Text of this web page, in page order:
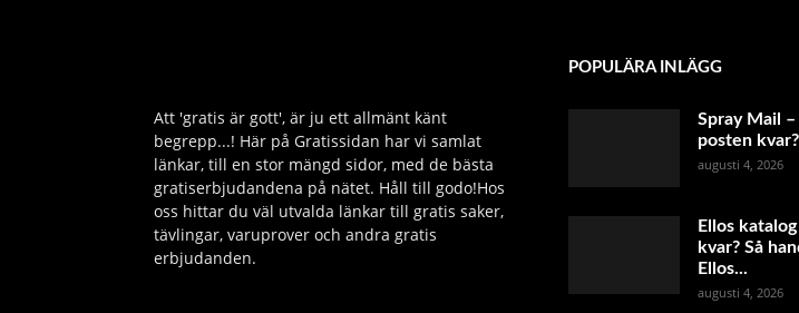
Att 'gratis är gott', är ju ett allmänt känt
begrepp...! Här på Gratissidan har vi samlat
länkar, till en stor mängd sidor, med de bästa
gratiserbjudandena på nätet. Håll till godo!Hos
oss hittar du väl utvalda länkar till gratis saker,
tävlingar, varuprover och andra gratis
erbjudanden.
POPULÄRA INLÄGG
Spray Mail
posten
augusti 4, 2026
Ellos
kvar? Så
Ellos...
augusti 4, 2026